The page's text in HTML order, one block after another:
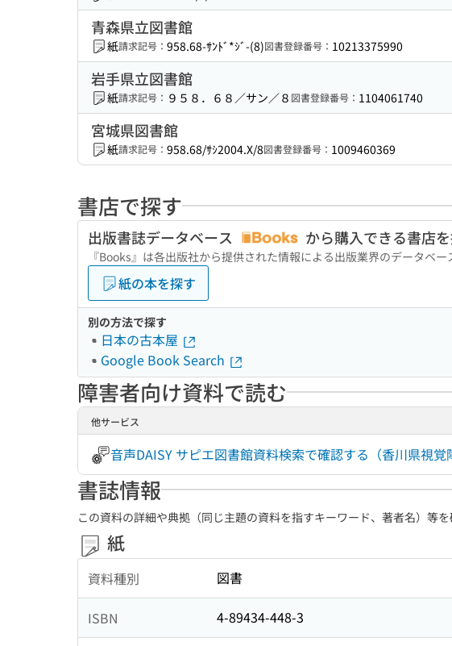
青森県立図書館
紙請求記号： 958.68-ｻﾝﾄﾞ*ｼﾞ-(8)図書登録番号： 10213375990
岩手県立図書館
紙請求記号： ９５８．６８／サン／８ 図書登録番号： 1104061740
宮城県図書館
紙請求記号： 958.68/ｻｼ2004.X/8図書登録番号： 1009460369
書店で探す
出版書誌データベース から購入できる書店
『Books』は各出版社から提供された情報による出版業界のデータベ
紙の本を探す
別の方法で探す
日本の古本屋
Google Book Search
障害者向け資料で読む
他サービス
音声DAISY サピエ図書館資料検索で確認する（香川県視覚
書誌情報
この資料の詳細や典拠（同じ主題の資料を指すキーワード、著者名）等を
紙
資料種別 図書
ISBN 4-89434-448-3